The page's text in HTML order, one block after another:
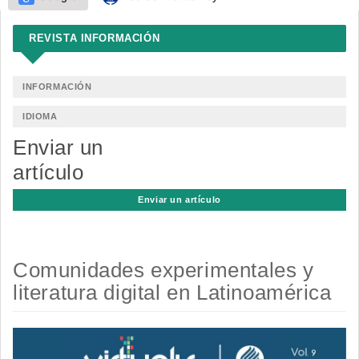
REVISTA INFORMACIÓN
INFORMACIÓN
IDIOMA
Enviar un
artículo
Enviar un artículo
Comunidades experimentales y
literatura digital en Latinoamérica